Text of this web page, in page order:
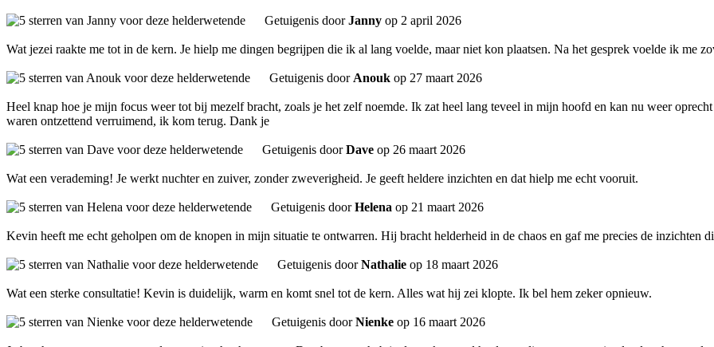
Getuigenis doorJanny op 2 april 2026
Wat jezei raakte me tot in de kern. Je hielp me dingen begrijpen die ik al lang voelde, maar niet kon plaatsen. Na het gesprek voelde ik me
Getuigenis door Anouk op 27 maart 2026
Heel knap hoe je mijn focus weer tot bij mezelf bracht, zoals je het zelf noemde. Ik zat heel lang teveel in mijn hoofd en kan nu weer
waren ontzettend verruimend, ik kom terug. Dank je
Getuigenis doorDave op 26 maart 2026
Wat een verademing! Je werkt nuchter en zuiver, zonder zweverigheid. Je geeft heldere inzichten en dat hielp me echt vooruit.
Getuigenis doorHelena op 21 maart 2026
Kevin heeft me echt geholpen om de knopen in mijn situatie te ontwarren. Hij bracht helderheid in de chaos en gaf me precies de inzichten
Getuigenis doorNathalie op 18 maart 2026
Wat een sterke consultatie! Kevin is duidelijk, warm en komt snel tot de kern. Alles wat hij zei klopte. Ik bel hem zeker opnieuw.
Getuigenis doorNienke op 16 maart 2026